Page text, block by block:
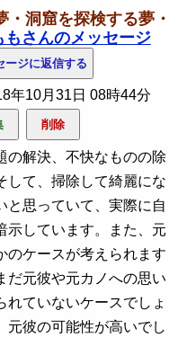
洞窟を探検する夢・
もさんのメッセージ
年10月31日 08時44分
解決、不快なものの除
して、掃除して綺麗にな
と思っていて、実際に自
示しています。また、元
のケースが考えられます
だ元彼や元カノへの思い
れていないケースでしょ
元彼の可能性が高いでし